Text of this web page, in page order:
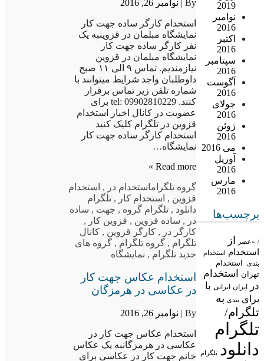
2019
نوامبر
2016
اکتبر
2016
سپتامبر
2016
آگوست
2016
جولای
2016
ژوئن
2016
می 2016
آوریل
2016
مارس
2016
برچسب‌ها
/ «عصر از
استخدام استخدام
بندی: استخدام
تهران
استخدام
در
ایران ایرانی با
برای بندی به
تلگرام/
تلگرام
دانلود تلگرام
By | نوامبر 26, 2016
استخدام کارگر ساده جهت کار
نمایشگاه مبلمان در قزوینبه یک
نفر کارگر ساده جهت کار
نمایشگاه مبلمان در قزوین
نیازمندیم. تماس ۹ الی ۱۱ صبح
داوطلبان واجد شرایط میتوانند با
شماره تلفن زیر تماس برقرار
کنند. tel: 09902810229 برای
عضویت در کانال اخبار استخدام
قزوین در تلگرام کلیک کنید
استخدام کارگر ساده جهت کار
نمایشگاه…
Read more »
گروه تلگراماستخدام در , استخدام
قزوین , استخدام کار , تلگرام
دانلود , تلگرام گروه , جهت , ساده
در , ساده قزوین , قزوین کار ,
کارگر در , کارگر قزوین , کانال
تلگرام , گروه تلگرام , گروه های
جدید تلگرام , نمایشگاه
استخدام عکاس جهت کار
در عکاسی در هرمزگان
By | نوامبر 26, 2016
استخدام عکاس جهت کار در
عکاسی در هرمزگانبه یک عکاس
خانم جهت کار در عکاسی برای